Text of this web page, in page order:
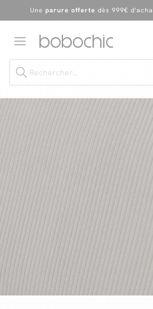
Une parure offerte dès 999€
Excellent
Dernière chance jusqu'à -50%
Nos Best-sellers
Nouveautés
Livraison rapide
Vos intérieurs